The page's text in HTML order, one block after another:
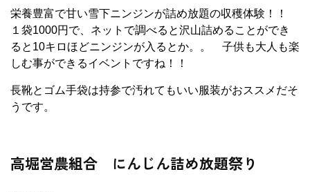
栄養豊富で甘い雪下ニンジンが詰め放題の収穫体験！！
１袋1000円で、ネットで調べると沢山詰めることができ
ると10キロほどニンジンが入るとか。。 子供も大人も楽
しむ事ができるイベントですね！！
長靴とゴム手袋は持参で汚れてもいい服装がおススメだそ
うです。
高堀営農組合 にんじん詰め放題祭り